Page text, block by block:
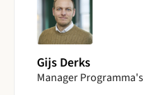
Gijs Derks
Manager Programma's